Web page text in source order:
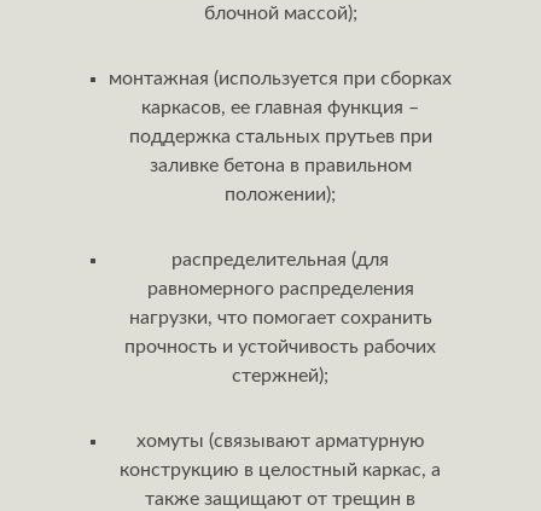
блочной массой);
монтажная (используется при сборках
каркасов, ее главная функция –
поддержка стальных прутьев при
заливке бетона в правильном
положении);
распределительная (для
равномерного распределения
нагрузки, что помогает сохранить
прочность и устойчивость рабочих
стержней);
хомуты (связывают арматурную
конструкцию в целостный каркас, а
также защищают от трещин в